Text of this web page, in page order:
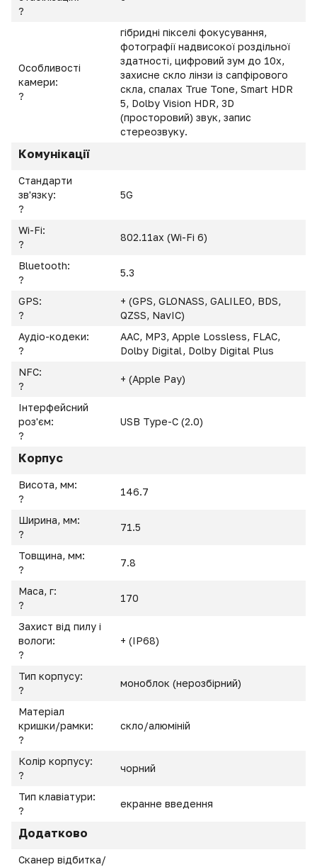
?
Особливості
камери:
?
гібридні пікселі фокусування,
фотографії надвисокої роздільної
здатності, цифровий зум до 10x,
захисне скло лінзи із сапфірового
скла, спалах True Tone, Smart HDR
5, Dolby Vision HDR, 3D
(просторовий) звук, запис
стереозвуку.
Комунікації
Стандарти
зв'язку:
?
5G
Wi-Fi:
?
802.11ax (Wi-Fi 6)
Bluetooth:
?
5.3
GPS:
?
+ (GPS, GLONASS, GALILEO, BDS,
QZSS, NavIC)
Аудіо-кодеки:
?
AAC, MP3, Apple Lossless, FLAC,
Dolby Digital, Dolby Digital Plus
NFC:
?
+ (Apple Pay)
Інтерфейсний
роз'єм:
?
USB Type-C (2.0)
Корпус
Висота, мм:
?
146.7
Ширина, мм:
?
71.5
Товщина, мм:
?
7.8
Маса, г:
?
170
Захист від пилу і
вологи:
?
+ (IP68)
Тип корпусу:
?
моноблок (нерозбірний)
Матеріал
кришки/рамки:
?
скло/алюміній
Колір корпусу:
?
чорний
Тип клавіатури:
?
екранне введення
Додатково
Сканер відбитка/